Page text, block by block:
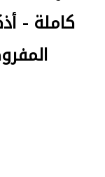
كاملة -